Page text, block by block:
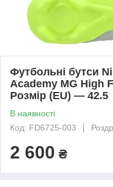
Футбольні бутси
Academy MG High
Розмір (EU) — 42.5
В наявності
Код: FD6725-003
2 600 ₴